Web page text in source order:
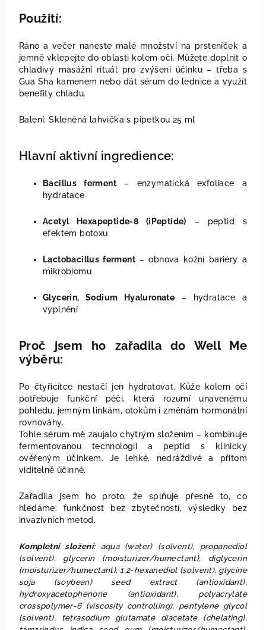
Použití:
Ráno a večer naneste malé množství na prsteníček a
jemně vklepejte do oblasti kolem očí. Můžete doplnit o
chladivý masážní rituál pro zvýšení účinku – třeba s
Gua Sha kamenem nebo dát sérum do lednice a využít
benefity chladu.
Balení: Skleněná lahvička s pipetkou 25 ml
Hlavní aktivní ingredience:
Bacillus ferment – enzymatická exfoliace a
hydratace
Acetyl Hexapeptide-8 (iPeptide) – peptid s
efektem botoxu
Lactobacillus ferment – obnova kožní bariéry a
mikrobiomu
Glycerin, Sodium Hyaluronate – hydratace a
vyplnění
Proč jsem ho zařadila do Well Me
výběru:
Po čtyřicítce nestačí jen hydratovat. Kůže kolem očí
potřebuje funkční péči, která rozumí unavenému
pohledu, jemným linkám, otokům i změnám hormonální
rovnováhy.
Tohle sérum mě zaujalo chytrým složením – kombinuje
fermentovanou technologii a peptid s klinicky
ověřeným účinkem. Je lehké, nedráždivé a přitom
viditelně účinné.
Zařadila jsem ho proto, že splňuje přesně to, co
hledáme: funkčnost bez zbytečností, výsledky bez
invazivních metod.
Kompletní složení:aqua (water) (solvent), propanediol
(solvent), glycerin (moisturizer/humectant), diglycerin
(moisturizer/humectant), 1,2-hexanediol (solvent), glycine
soja (soybean) seed extract (antioxidant),
hydroxyacetophenone (antioxidant), polyacrylate
crosspolymer-6 (viscosity controlling), pentylene glycol
(solvent), tetrasodium glutamate diacetate (chelating),